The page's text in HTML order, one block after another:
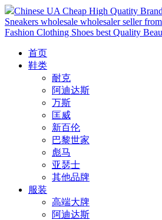
Chinese UA Cheap High Quatity
Sneakers wholesale wholesaler seller
Fashion Clothing Shoes best Quality
首页
鞋类
耐克
阿迪达斯
万斯
匡威
新百伦
巴黎世家
彪马
亚瑟士
其他品牌
服装
高端大牌
阿迪达斯